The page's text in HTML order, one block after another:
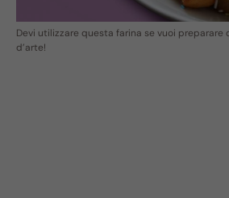
Devi utilizzare questa farina se vuoi preparare
d’arte!